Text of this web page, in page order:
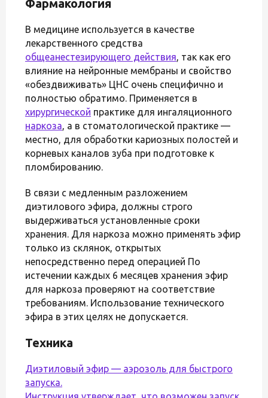
Фармакология
В медицине используется в качестве
лекарственного средства
общеанестезирующего действия, так как его
влияние на нейронные мембраны и свойство
«обездвиживать» ЦНС очень специфично и
полностью обратимо. Применяется в
хирургической практике для ингаляционного
наркоза, а в стоматологической практике —
местно, для обработки кариозных полостей и
корневых каналов зуба при подготовке к
пломбированию.
В связи с медленным разложением
диэтилового эфира, должны строго
выдерживаться установленные сроки
хранения. Для наркоза можно применять эфир
только из склянок, открытых
непосредственно перед операцией По
истечении каждых 6 месяцев хранения эфир
для наркоза проверяют на соответствие
требованиям. Использование технического
эфира в этих целях не допускается.
Техника
Диэтиловый эфир — аэрозоль для быстрого
запуска.